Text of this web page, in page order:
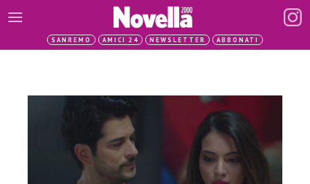
SANREMO AMICI 24 NEWSLETTER ABBONATI